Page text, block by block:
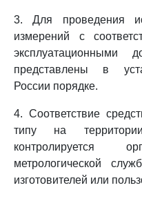
3. Для проведения
измерений с
эксплуатационными
представлены в
России порядке.
4. Соответствие
типу на
контролируется
метрологической
изготовителей или